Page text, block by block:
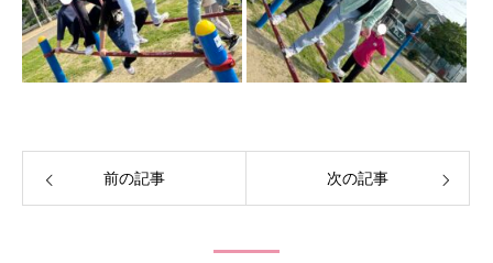
前の記事 次の記事